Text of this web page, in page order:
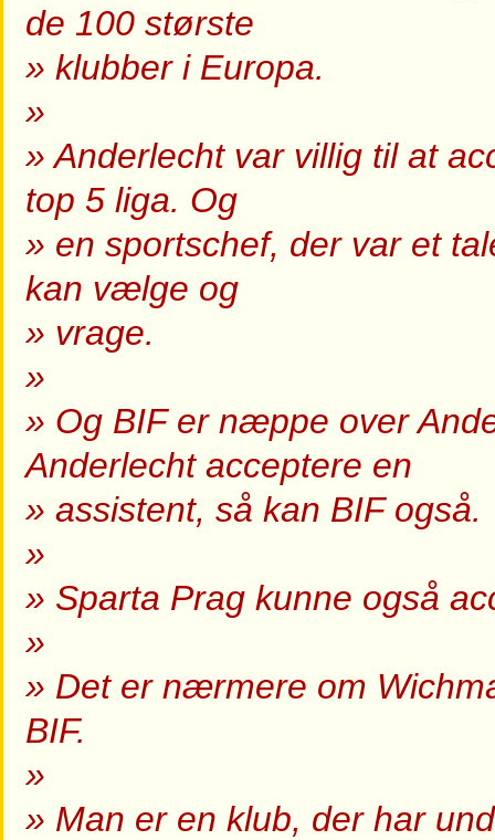
de 100 største
» klubber i Europa.
»
» Anderlecht var villig til at
top 5 liga. Og
» en sportschef, der var et
kan vælge og
» vrage.
»
» Og BIF er næppe over
Anderlecht acceptere en
» assistent, så kan BIF også.
»
» Sparta Prag kunne også
»
» Det er nærmere om
BIF.
»
» Man er en klub, der har